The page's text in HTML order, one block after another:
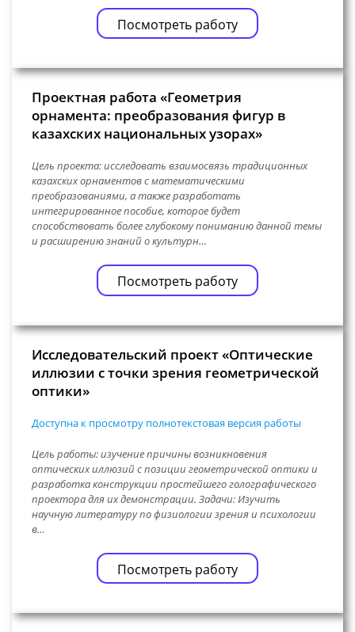
Посмотреть работу
Проектная работа «Геометрия
орнамента: преобразования фигур в
казахских национальных узорах»
Цель проекта: исследовать взаимосвязь традиционных
казахских орнаментов с математическими
преобразованиями, а также разработать
интегрированное пособие, которое будет
способствовать более глубокому пониманию данной темы
и расширению знаний о культурн…
Посмотреть работу
Исследовательский проект «Оптические
иллюзии с точки зрения геометрической
оптики»
Доступна к просмотру полнотекстовая версия работы
Цель работы: изучение причины возникновения
оптических иллюзий с позиции геометрической оптики и
разработка конструкции простейшего голографического
проектора для их демонстрации. Задачи: Изучить
научную литературу по физиологии зрения и психологии
в…
Посмотреть работу